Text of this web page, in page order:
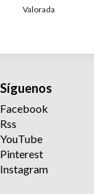
Valorada
Síguenos
Facebook
Rss
YouTube
Pinterest
Instagram